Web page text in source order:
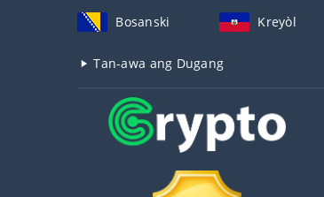
Bosanski Kreyòl
Tan-awa ang Dugang